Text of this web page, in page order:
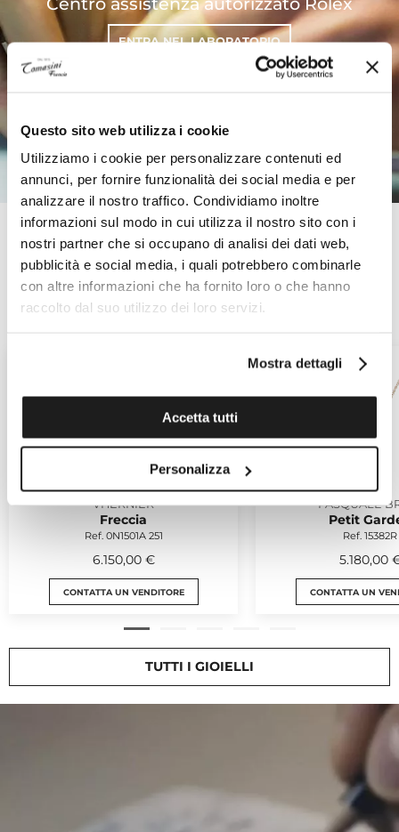
Questo sito web utilizza i cookie
Utilizziamo i cookie per personalizzare contenuti ed
annunci, per fornire funzionalità dei social media e per
analizzare il nostro traffico. Condividiamo inoltre
informazioni sul modo in cui utilizza il nostro sito con i
nostri partner che si occupano di analisi dei dati web,
pubblicità e social media, i quali potrebbero combinarle
con altre informazioni che ha fornito loro o che hanno
raccolto dal suo utilizzo dei loro servizi.
Mostra dettagli
Accetta tutti
Personalizza
ENTRA NEL LABORATORIO
LASCIATI ISPIRARE DA CREAZIONI
ESCLUSIVE E DALLE MIGLIORI FIRME DI
GIOIELLERIA
MUST HAVE REGALI PREZIOSI
VHERNIER
Freccia
Ref. 0N1501A 251
6.150,00 €
CONTATTA UN VENDITORE
PASQUALE
Petit
Ref. 15382R
5.180,00
CONTATTA UN
TUTTI I GIOIELLI